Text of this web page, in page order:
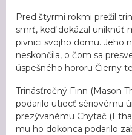
Pred štyrmi rokmi prežil
smrť, keď dokázal uniknúť
pivnici svojho domu. Jeho
neskončila, o čom sa
úspešného hororu Čierny
Trinásťročný Finn (Mason
podarilo utiecť sériovému
prezývanému Chytač
mu ho dokonca podarilo